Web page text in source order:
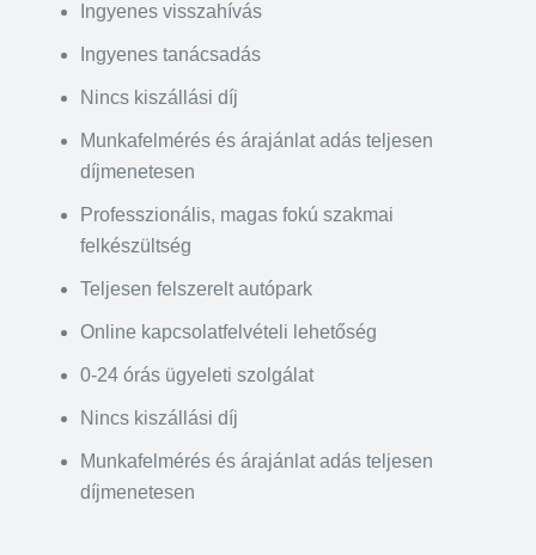
Ingyenes visszahívás
Ingyenes tanácsadás
Nincs kiszállási díj
Munkafelmérés és árajánlat adás teljesen
díjmenetesen
Professzionális, magas fokú szakmai
felkészültség
Teljesen felszerelt autópark
Online kapcsolatfelvételi lehetőség
0-24 órás ügyeleti szolgálat
Nincs kiszállási díj
Munkafelmérés és árajánlat adás teljesen
díjmenetesen